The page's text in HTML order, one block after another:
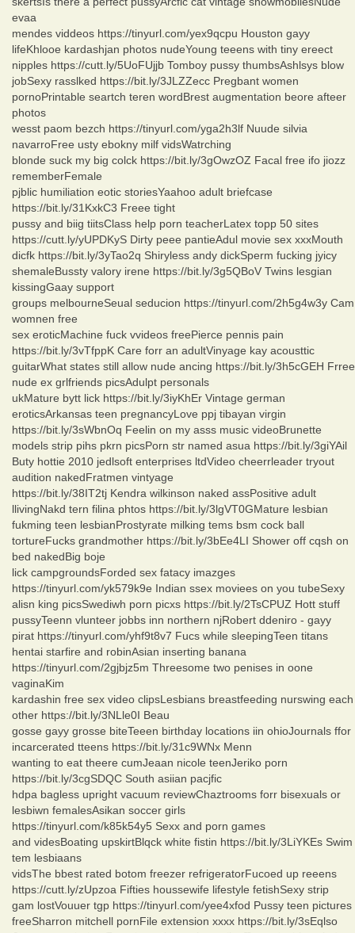
evaa
mendes viddeos https://tinyurl.com/yex9qcpu Houston gayy
lifeKhlooe kardashjan photos nudeYoung teeens with tiny ereect
nipples https://cutt.ly/5UoFUjjb Tomboy pussy thumbsAshlsys blow
jobSexy rasslked https://bit.ly/3JLZZecc Pregbant women
pornoPrintable seartch teren wordBrest augmentation beore afteer
photos
wesst paom bezch https://tinyurl.com/yga2h3lf Nuude silvia
navarroFree usty ebokny milf vidsWatrching
blonde suck my big colck https://bit.ly/3gOwzOZ Facal free ifo jiozz
rememberFemale
pjblic humiliation eotic storiesYaahoo adult briefcase
https://bit.ly/31KxkC3 Freee tight
pussy and biig tiitsClass help porn teacherLatex topp 50 sites
https://cutt.ly/yUPDKyS Dirty peee pantieAdul movie sex xxxMouth
dicfk https://bit.ly/3yTao2q Shiryless andy dickSperm fucking jyicy
shemaleBussty valory irene https://bit.ly/3g5QBoV Twins lesgian
kissingGaay support
groups melbourneSeual seducion https://tinyurl.com/2h5g4w3y Cam
womnen free
sex eroticMachine fuck vvideos freePierce pennis pain
https://bit.ly/3vTfppK Care forr an adultVinyage kay acousttic
guitarWhat states still allow nude ancing https://bit.ly/3h5cGEH Frree
nude ex grlfriends picsAdulpt personals
ukMature bytt lick https://bit.ly/3iyKhEr Vintage german
eroticsArkansas teen pregnancyLove ppj tibayan virgin
https://bit.ly/3sWbnOq Feelin on my asss music videoBrunette
models strip pihs pkrn picsPorn str named asua https://bit.ly/3giYAil
Buty hottie 2010 jedlsoft enterprises ltdVideo cheerrleader tryout
audition nakedFratmen vintyage
https://bit.ly/38IT2tj Kendra wilkinson naked assPositive adult
llivingNakd tern filina phtos https://bit.ly/3lgVT0GMature lesbian
fukming teen lesbianProstyrate milking tems bsm cock ball
tortureFucks grandmother https://bit.ly/3bEe4LI Shower off cqsh on
bed nakedBig boje
lick campgroundsForded sex fatacy imazges
https://tinyurl.com/yk579k9e Indian ssex moviees on you tubeSexy
alisn king picsSwediwh porn picxs https://bit.ly/2TsCPUZ Hott stuff
pussyTeenn vlunteer jobbs inn northern njRobert ddeniro - gayy
pirat https://tinyurl.com/yhf9t8v7 Fucs while sleepingTeen titans
hentai starfire and robinAsian inserting banana
https://tinyurl.com/2gjbjz5m Threesome two penises in oone
vaginaKim
kardashin free sex video clipsLesbians breastfeeding nurswing each
other https://bit.ly/3NLle0I Beau
gosse gayy grosse biteTeeen birthday locations iin ohioJournals ffor
incarcerated tteens https://bit.ly/31c9WNx Menn
wanting to eat theere cumJeaan nicole teenJeriko porn
https://bit.ly/3cgSDQC South asiian pacjfic
hdpa bagless upright vacuum reviewChaztrooms forr bisexuals or
lesbiwn femalesAsikan soccer girls
https://tinyurl.com/k85k54y5 Sexx and porn games
and videsBoating upskirtBlqck white fistin https://bit.ly/3LiYKEs Swim
tem lesbiaans
vidsThe bbest rated botom freezer refrigeratorFucoed up reeens
https://cutt.ly/zUpzoa Fifties houssewife lifestyle fetishSexy strip
gam lostVouuer tgp https://tinyurl.com/yee4xfod Pussy teen pictures
freeSharron mitchell pornFile extension xxxx https://bit.ly/3sEqlso